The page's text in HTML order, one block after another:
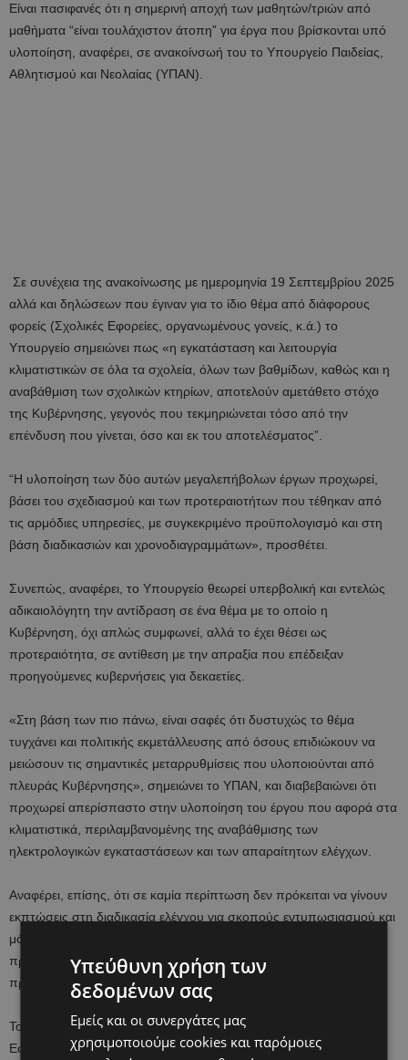
Είναι πασιφανές ότι η σημερινή αποχή των μαθητών/τριών από
μαθήματα “είναι τουλάχιστον άτοπη” για έργα που βρίσκονται υπό
υλοποίηση, αναφέρει, σε ανακοίνσωή του το Υπουργείο Παιδείας,
Αθλητισμού και Νεολαίας (ΥΠΑΝ).
Σε συνέχεια της ανακοίνωσης με ημερομηνία 19 Σεπτεμβρίου 2025
αλλά και δηλώσεων που έγιναν για το ίδιο θέμα από διάφορους
φορείς (Σχολικές Εφορείες, οργανωμένους γονείς, κ.ά.) το
Υπουργείο σημειώνει πως «η εγκατάσταση και λειτουργία
κλιματιστικών σε όλα τα σχολεία, όλων των βαθμίδων, καθώς και η
αναβάθμιση των σχολικών κτηρίων, αποτελούν αμετάθετο στόχο
της Κυβέρνησης, γεγονός που τεκμηριώνεται τόσο από την
επένδυση που γίνεται, όσο και εκ του αποτελέσματος”.
“Η υλοποίηση των δύο αυτών μεγαλεπήβολων έργων προχωρεί,
βάσει του σχεδιασμού και των προτεραιοτήτων που τέθηκαν από
τις αρμόδιες υπηρεσίες, με συγκεκριμένο προϋπολογισμό και στη
βάση διαδικασιών και χρονοδιαγραμμάτων», προσθέτει.
Συνεπώς, αναφέρει, το Υπουργείο θεωρεί υπερβολική και εντελώς
αδικαιολόγητη την αντίδραση σε ένα θέμα με το οποίο η
Κυβέρνηση, όχι απλώς συμφωνεί, αλλά το έχει θέσει ως
προτεραιότητα, σε αντίθεση με την απραξία που επέδειξαν
προηγούμενες κυβερνήσεις για δεκαετίες.
«Στη βάση των πιο πάνω, είναι σαφές ότι δυστυχώς το θέμα
τυγχάνει και πολιτικής εκμετάλλευσης από όσους επιδιώκουν να
μειώσουν τις σημαντικές μεταρρυθμίσεις που υλοποιούνται από
πλευράς Κυβέρνησης», σημειώνει το ΥΠΑΝ, και διαβεβαιώνει ότι
προχωρεί απερίσπαστο στην υλοποίηση του έργου που αφορά στα
κλιματιστικά, περιλαμβανομένης της αναβάθμισης των
ηλεκτρολογικών εγκαταστάσεων και των απαραίτητων ελέγχων.
Αναφέρει, επίσης, ότι σε καμία περίπτωση δεν πρόκειται να γίνουν
εκπτώσεις στη διαδικασία ελέγχου για σκοπούς εντυπωσιασμού και
μόνο, αφού η ασφάλεια των παιδιών, των εκπαιδευτικών και του
προσωπικού των σχολικών μονάδων, συνιστά ύψιστη
προτεραιότητα.
Το ΥΠΑΝ διαβεβαιώνει, επιπρόσθετα, ότι μέσω των Σχολικών
Εφορειών συνεχίζει να προωθεί την υλοποίηση του όλου έργου,
Υπεύθυνη χρήση των
δεδομένων σας
Εμείς και οι συνεργάτες μας
χρησιμοποιούμε cookies και παρόμοιες